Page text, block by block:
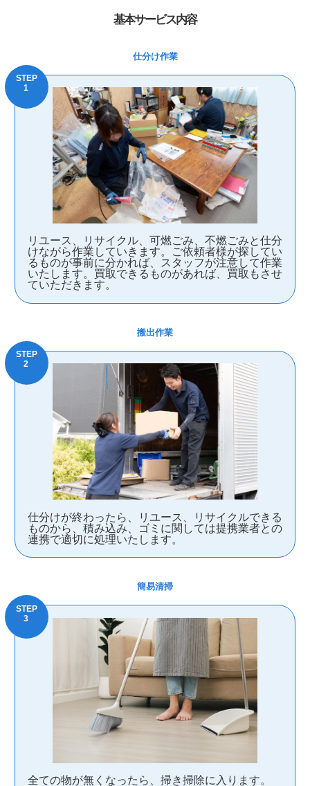
基本サービス内容
仕分け作業
リユース、リサイクル、可燃ごみ、不燃ごみと仕分
けながら作業していきます。ご依頼者様が探してい
るものが事前に分かれば、スタッフが注意して作業
いたします。買取できるものがあれば、買取もさせ
ていただきます。
搬出作業
仕分けが終わったら、リユース、リサイクルできる
ものから、積み込み、ゴミに関しては提携業者との
連携で適切に処理いたします。
簡易清掃
全ての物が無くなったら、掃き掃除に入ります。